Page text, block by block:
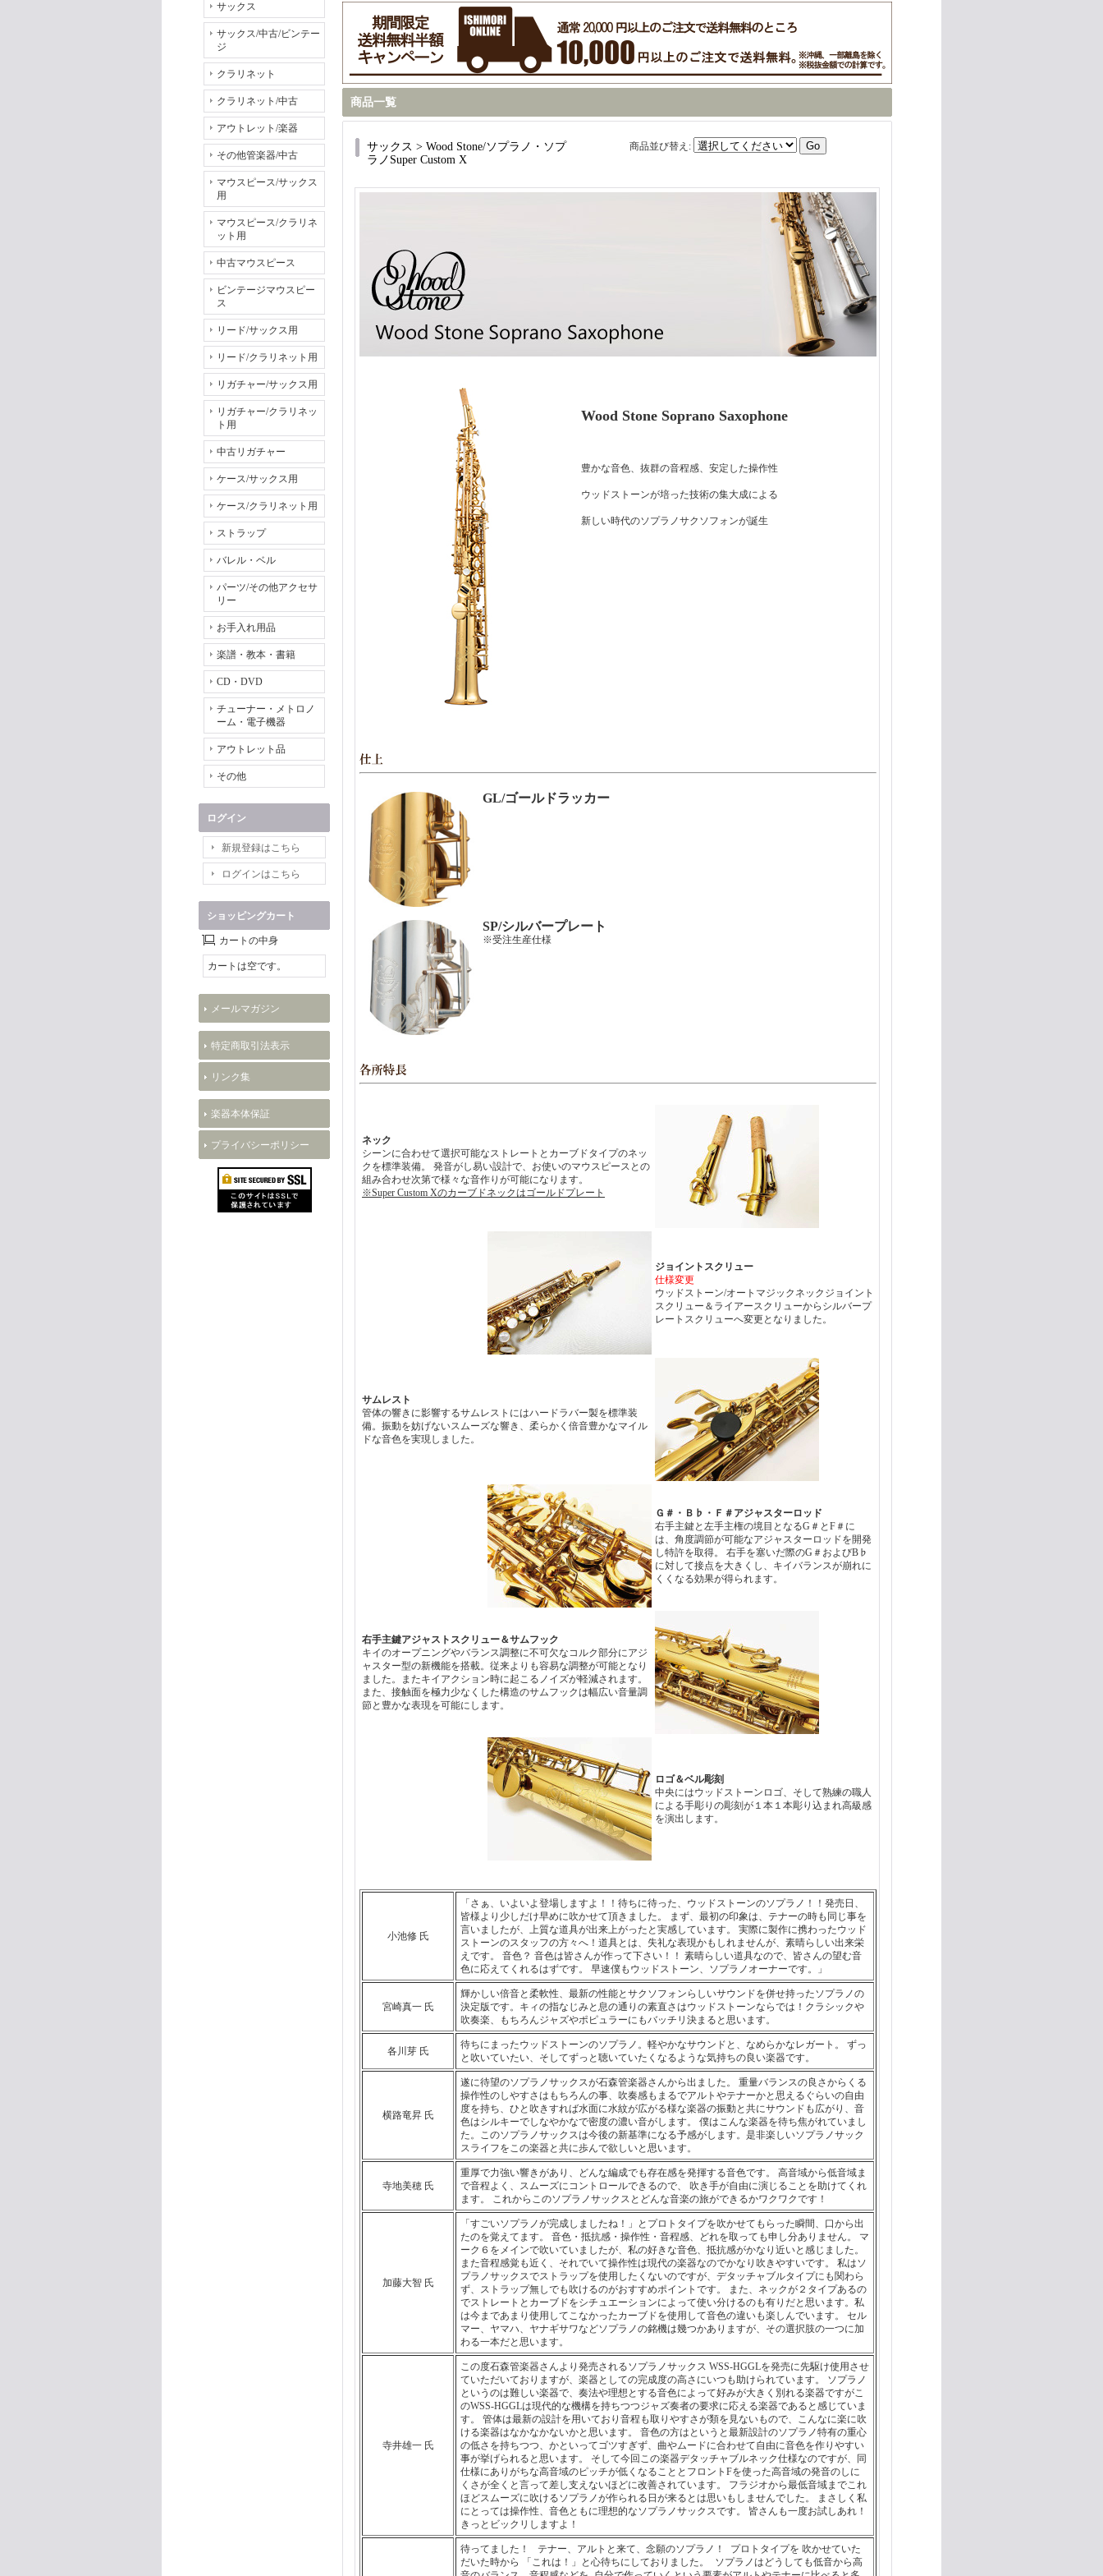
サックス
サックス/中古/ビンテー
ジ
クラリネット
クラリネット/中古
アウトレット/楽器
その他管楽器/中古
マウスピース/サックス
用
マウスピース/クラリネ
ット用
中古マウスピース
ビンテージマウスピー
ス
リード/サックス用
リード/クラリネット用
リガチャー/サックス用
リガチャー/クラリネッ
ト用
中古リガチャー
ケース/サックス用
ケース/クラリネット用
ストラップ
バレル・ベル
パーツ/その他アクセサ
リー
お手入れ用品
楽譜・教本・書籍
CD・DVD
チューナー・メトロノ
ーム・電子機器
アウトレット品
その他
ログイン
新規登録はこちら
ログインはこちら
ショッピングカート
カートの中身
カートは空です。
メールマガジン
特定商取引法表示
リンク集
楽器本体保証
プライバシーポリシー
商品一覧
サックス > Wood Stone/ソプラノ・ソプ
ラノSuper Custom X
商品並び替え :
Wood Stone Soprano Saxophone
豊かな音色、抜群の音程感、安定した操作性
ウッドストーンが培った技術の集大成による
新しい時代のソプラノサクソフォンが誕生
GL/ゴールドラッカー
SP/シルバープレート
※受注生産仕様
ネック
シーンに合わせて選択可能なストレートとカーブドタイプのネッ
クを標準装備。 発音がし易い設計で、お使いのマウスピースとの
組み合わせ次第で様々な音作りが可能になります。
※Super Custom Xのカーブドネックはゴールドプレート
ジョイントスクリュー
仕様変更
ウッドストーン/オートマジックネックジョイント
スクリュー＆ライアースクリューからシルバープ
レートスクリューへ変更となりました。
サムレスト
管体の響きに影響するサムレストにはハードラバー製を標準装
備。振動を妨げないスムーズな響き、柔らかく倍音豊かなマイル
ドな音色を実現しました。
Ｇ＃・Ｂ♭・Ｆ＃アジャスターロッド
右手主鍵と左手主権の境目となるG＃とF＃に
は、角度調節が可能なアジャスターロッドを開発
し特許を取得。 右手を塞いだ際のG＃およびB♭
に対して接点を大きくし、キイバランスが崩れに
くくなる効果が得られます。
右手主鍵アジャストスクリュー＆サムフック
キイのオープニングやバランス調整に不可欠なコルク部分にアジ
ャスター型の新機能を搭載。従来よりも容易な調整が可能となり
ました。またキイアクション時に起こるノイズが軽減されます。
また、接触面を極力少なくした構造のサムフックは幅広い音量調
節と豊かな表現を可能にします。
ロゴ＆ベル彫刻
中央にはウッドストーンロゴ、そして熟練の職人
による手彫りの彫刻が１本１本彫り込まれ高級感
を演出します。
小池修 氏
「さぁ、いよいよ登場しますよ！！待ちに待った、ウッドストーンのソプラノ！！発売日、
皆様より少しだけ早めに吹かせて頂きました。 まず、最初の印象は、テナーの時も同じ事を
言いましたが、上質な道具が出来上がったと実感しています。 実際に製作に携わったウッド
ストーンのスタッフの方々へ！道具とは、失礼な表現かもしれませんが、素晴らしい出来栄
えです。 音色？ 音色は皆さんが作って下さい！！ 素晴らしい道具なので、皆さんの望む音
色に応えてくれるはずです。 早速僕もウッドストーン、ソプラノオーナーです。」
宮崎真一 氏
輝かしい倍音と柔軟性、最新の性能とサクソフォンらしいサウンドを併せ持ったソプラノの
決定版です。キィの指なじみと息の通りの素直さはウッドストーンならでは！クラシックや
吹奏楽、もちろんジャズやポピュラーにもバッチリ決まると思います。
各川芽 氏
待ちにまったウッドストーンのソプラノ。軽やかなサウンドと、なめらかなレガート。 ずっ
と吹いていたい、そしてずっと聴いていたくなるような気持ちの良い楽器です。
横路竜昇 氏
遂に待望のソプラノサックスが石森管楽器さんから出ました。 重量バランスの良さからくる
操作性のしやすさはもちろんの事、吹奏感もまるでアルトやテナーかと思えるぐらいの自由
度を持ち、ひと吹きすれば水面に水紋が広がる様な楽器の振動と共にサウンドも広がり、音
色はシルキーでしなやかなで密度の濃い音がします。 僕はこんな楽器を待ち焦がれていまし
た。このソプラノサックスは今後の新基準になる予感がします。是非楽しいソプラノサック
スライフをこの楽器と共に歩んで欲しいと思います。
寺地美穂 氏
重厚で力強い響きがあり、どんな編成でも存在感を発揮する音色です。 高音域から低音域ま
で音程よく、スムーズにコントロールできるので、 吹き手が自由に演じることを助けてくれ
ます。 これからこのソプラノサックスとどんな音楽の旅ができるかワクワクです！
加藤大智 氏
「すごいソプラノが完成しましたね！」とプロトタイプを吹かせてもらった瞬間、口から出
たのを覚えてます。 音色・抵抗感・操作性・音程感、どれを取っても申し分ありません。 マ
ーク６をメインで吹いていましたが、私の好きな音色、抵抗感がかなり近いと感じました。
また音程感覚も近く、それでいて操作性は現代の楽器なのでかなり吹きやすいです。 私はソ
プラノサックスでストラップを使用したくないのですが、デタッチャブルタイプにも関わら
ず、ストラップ無しでも吹けるのがおすすめポイントです。 また、ネックが２タイプあるの
でストレートとカーブドをシチュエーションによって使い分けるのも有りだと思います。私
は今まであまり使用してこなかったカーブドを使用して音色の違いも楽しんでいます。 セル
マー、ヤマハ、ヤナギサワなどソプラノの銘機は幾つかありますが、その選択肢の一つに加
わる一本だと思います。
寺井雄一 氏
この度石森管楽器さんより発売されるソプラノサックス WSS-HGGLを発売に先駆け使用させ
ていただいておりますが、楽器としての完成度の高さにいつも助けられています。 ソプラノ
というのは難しい楽器で、奏法や理想とする音色によって好みが大きく別れる楽器ですがこ
のWSS-HGGLは現代的な機構を持ちつつジャズ奏者の要求に応える楽器であると感じていま
す。 管体は最新の設計を用いており音程も取りやすさが類を見ないもので、こんなに楽に吹
ける楽器はなかなかないかと思います。 音色の方はというと最新設計のソプラノ特有の重心
の低さを持ちつつ、かといってゴツすぎず、曲やムードに合わせて自由に音色を作りやすい
事が挙げられると思います。 そして今回この楽器デタッチャブルネック仕様なのですが、同
仕様にありがちな高音域のピッチが低くなることとフロントFを使った高音域の発音のしに
くさが全くと言って差し支えないほどに改善されています。 フラジオから最低音域までこれ
ほどスムーズに吹けるソプラノが作られる日が来るとは思いもしませんでした。 まさしく私
にとっては操作性、音色ともに理想的なソプラノサックスです。 皆さんも一度お試しあれ！
きっとビックリしますよ！
待ってました！ テナー、アルトと来て、念願のソプラノ！ プロトタイプを 吹かせていた
だいた時から 「これは！」と心待ちにしておりました。 ソプラノはどうしても低音から高